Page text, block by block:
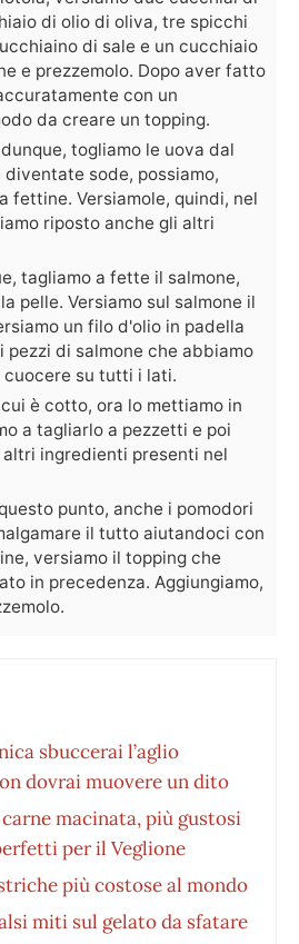
di olio di oliva, tre spicchi
di sale e un cucchiaio
e prezzemolo. Dopo aver fatto
con un
da creare un topping.
togliamo le uova dal
sode, possiamo,
fettine. Versiamole, quindi, nel
riposto anche gli altri
tagliamo a fette il salmone,
pelle. Versiamo sul salmone il
un filo d'olio in padella
pezzi di salmone che abbiamo
su tutti i lati.
è cotto, ora lo mettiamo in
a tagliarlo a pezzetti e poi
ingredienti presenti nel
punto, anche i pomodori
il tutto aiutandoci con
versiamo il topping che
in precedenza. Aggiungiamo,
sbuccerai l’aglio
dovrai muovere un dito
macinata, più gustosi
per il Veglione
più costose al mondo
miti sul gelato da sfatare